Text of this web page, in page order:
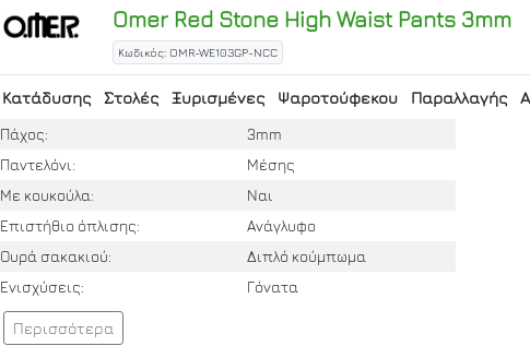
OmerRed Stone High Waist Pants 3mm
Κωδικός: OMR-WE103GP-NCC
Κατάδυσης Στολές Ξυρισμένες Ψαροτούφεκου Παραλλαγής
Πάχος:
3mm
Παντελόνι:
Μέσης
Με κουκούλα:
Ναι
Επιστήθιο όπλισης:
Ανάγλυφο
Ουρά σακακιού:
Διπλό κούμπωμα
Ενισχύσεις:
Γόνατα
Περισσότερα